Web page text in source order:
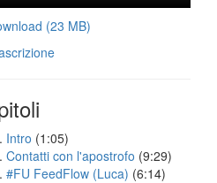
(23 MB)
Intro (1:05)
Contatti con l'apostrofo (9:29)
#FU FeedFlow (Luca) (6:14)